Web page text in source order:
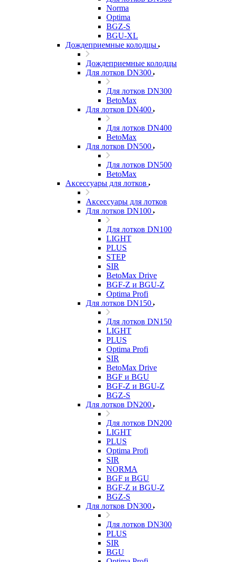
Norma
Optima
BGZ-S
BGU-XL
Дождеприемные колодцы
Дождеприемные колодцы
Для лотков DN300
Для лотков DN300
BetoMax
Для лотков DN400
Для лотков DN400
BetoMax
Для лотков DN500
Для лотков DN500
BetoMax
Аксессуары для лотков
Аксессуары для лотков
Для лотков DN100
Для лотков DN100
LIGHT
PLUS
STEP
SIR
BetoMax Drive
BGF-Z и BGU-Z
Optima Profi
Для лотков DN150
Для лотков DN150
LIGHT
PLUS
Optima Profi
SIR
BetoMax Drive
BGF и BGU
BGF-Z и BGU-Z
BGZ-S
Для лотков DN200
Для лотков DN200
LIGHT
PLUS
Optima Profi
SIR
NORMA
BGF и BGU
BGF-Z и BGU-Z
BGZ-S
Для лотков DN300
Для лотков DN300
PLUS
SIR
BGU